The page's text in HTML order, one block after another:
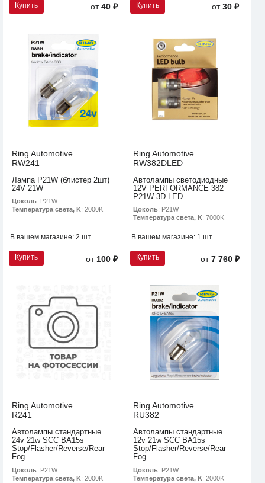
Купить от40 ₽ Купить от30 ₽
Ring Automotive
RW241
Лампа P21W (блистер 2шт)
24V 21W
Цоколь: P21W
Температура света, K: 2000K
В вашем магазине: 2 шт.
Купить от 100 ₽
Ring Automotive
RW382DLED
Автолампы светодиодные
12V PERFORMANCE 382
P21W 3D LED
Цоколь: P21W
Температура света, K: 7000K
В вашем магазине: 1 шт.
Купить от7 760 ₽
Ring Automotive
R241
Автолампы стандартные
24v 21w SCC BA15s
Stop/Flasher/Reverse/Rear
Fog
Цоколь: P21W
Температура света, K: 2000K
Ring Automotive
RU382
Автолампы стандартные
12v 21w SCC BA15s
Stop/Flasher/Reverse/Rear
Fog
Цоколь: P21W
Температура света, K: 2000K